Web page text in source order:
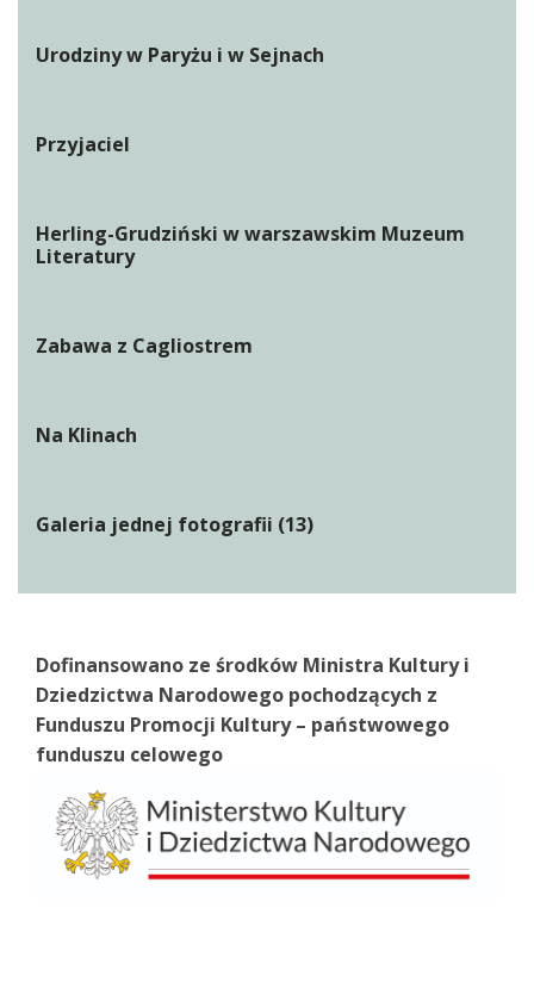
Urodziny w Paryżu i w Sejnach
Przyjaciel
Herling-Grudziński w warszawskim Muzeum
Literatury
Zabawa z Cagliostrem
Na Klinach
Galeria jednej fotografii (13)
Dofinansowano ze środków Ministra Kultury i
Dziedzictwa Narodowego pochodzących z
Funduszu Promocji Kultury – państwowego
funduszu celowego